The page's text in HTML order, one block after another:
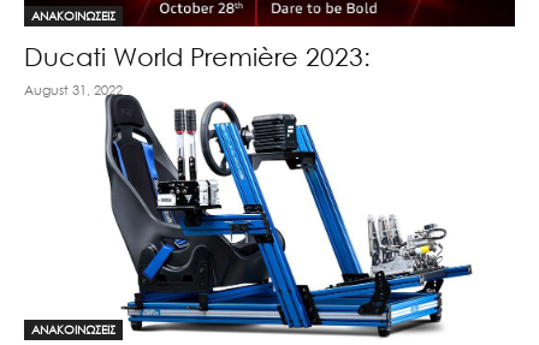
ΑΝΑΚΟΙΝΩΣΕΙΣ
Ducati World Première 2023:
August 31, 2022
ΑΝΑΚΟΙΝΩΣΕΙΣ